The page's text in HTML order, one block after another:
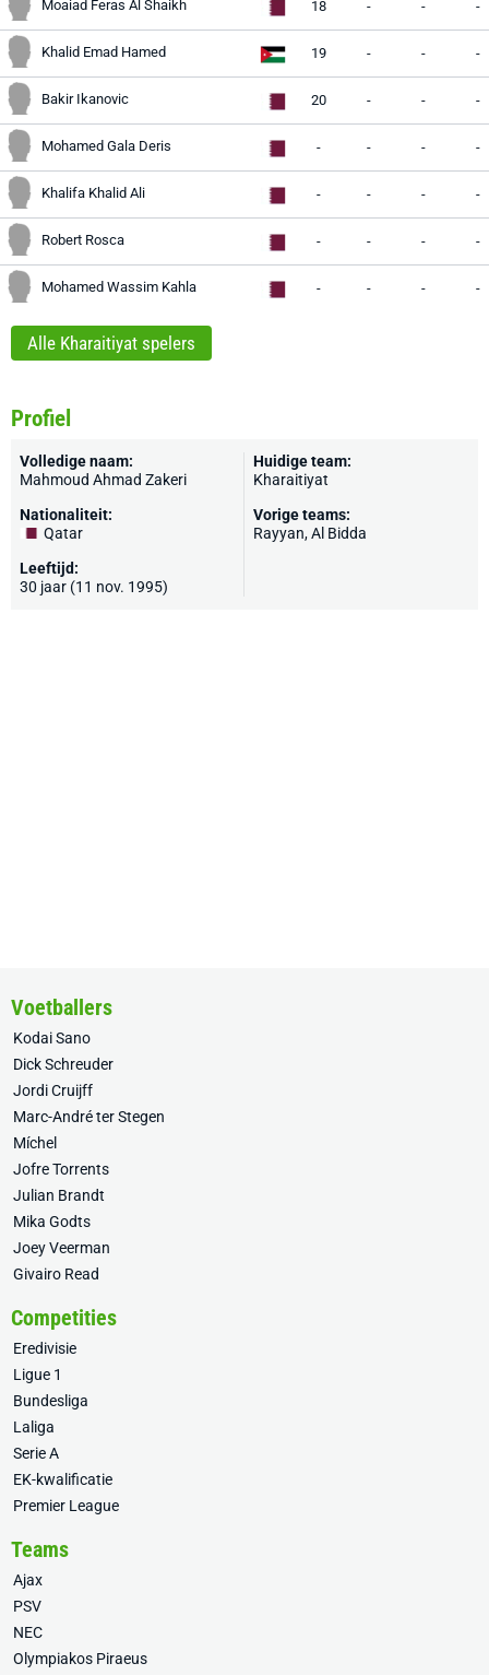
Moaiad Feras Al Shaikh 18 - - -
Khalid Emad Hamed 19 - - -
Bakir Ikanovic 20 - - -
Mohamed Gala Deris - - - -
Khalifa Khalid Ali - - - -
Robert Rosca - - - -
Mohamed Wassim Kahla - - - -
Alle Kharaitiyat spelers
Profiel
Volledige naam:
Mahmoud Ahmad Zakeri
Nationaliteit:
Qatar
Leeftijd:
30 jaar (11 nov. 1995)
Huidige team:
Kharaitiyat
Vorige teams:
Rayyan, Al Bidda
Voetballers
Kodai Sano
Dick Schreuder
Jordi Cruijff
Marc-André ter Stegen
Míchel
Jofre Torrents
Julian Brandt
Mika Godts
Joey Veerman
Givairo Read
Competities
Eredivisie
Ligue 1
Bundesliga
Laliga
Serie A
EK-kwalificatie
Premier League
Teams
Ajax
PSV
NEC
Olympiakos Piraeus